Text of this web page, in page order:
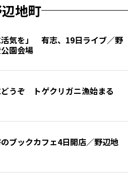
地町
活気を」 有志、19日ライブ／野
園会場
うぞ トゲクリガニ漁始まる
ブックカフェ4日開店／野辺地